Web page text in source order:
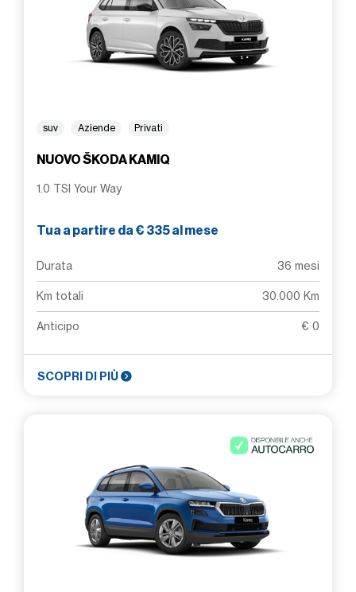
suv Aziende Privati
NUOVO ŠKODA KAMIQ
1.0 TSI Your Way
Tua a partire da € 335 al mese
Durata 36 mesi
Km totali 30.000 Km
Anticipo € 0
SCOPRI DI PIÙ